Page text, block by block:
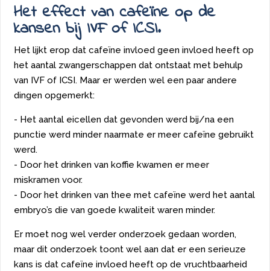
Het effect van cafeïne op de
kansen bij IVF of ICSI.
Het lijkt erop dat cafeïne invloed geen invloed heeft op
het aantal zwangerschappen dat ontstaat met behulp
van IVF of ICSI. Maar er werden wel een paar andere
dingen opgemerkt:
- Het aantal eicellen dat gevonden werd bij/na een
punctie werd minder naarmate er meer cafeïne gebruikt
werd.
- Door het drinken van koffie kwamen er meer
miskramen voor.
- Door het drinken van thee met cafeïne werd het aantal
embryo’s die van goede kwaliteit waren minder.
Er moet nog wel verder onderzoek gedaan worden,
maar dit onderzoek toont wel aan dat er een serieuze
kans is dat cafeïne invloed heeft op de vruchtbaarheid